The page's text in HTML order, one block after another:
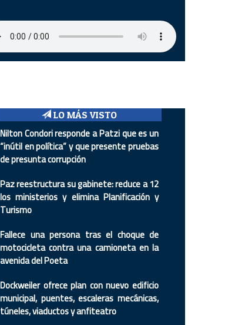
LO MÁS VISTO
Nilton Condori responde a Patzi que es un
“inútil en política” y que presente pruebas
de presunta corrupción
Paz reestructura su gabinete: reduce a 12
los ministerios y elimina Planificación y
Turismo
Fallece una persona tras el choque de
motocicleta contra una camioneta en la
avenida del Poeta
Dockweiler ofrece plan con nuevo edificio
municipal, puentes, escaleras mecánicas,
túneles, viaductos y anfiteatro